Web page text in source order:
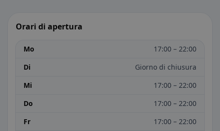
Orari di apertura
Mo
17:00 – 22:00
Di
Giorno di chiusura
Mi
17:00 – 22:00
Do
17:00 – 22:00
Fr
17:00 – 22:00